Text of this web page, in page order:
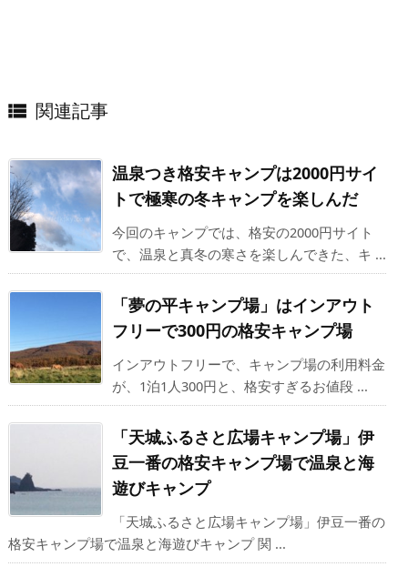
 関連記事
温泉つき格安キャンプは2000円サイ
トで極寒の冬キャンプを楽しんだ
今回のキャンプでは、格安の2000円サイト
で、温泉と真冬の寒さを楽しんできた、キ ...
「夢の平キャンプ場」はインアウト
フリーで300円の格安キャンプ場
インアウトフリーで、キャンプ場の利用料金
が、1泊1人300円と、格安すぎるお値段 ...
「天城ふるさと広場キャンプ場」伊
豆一番の格安キャンプ場で温泉と海
遊びキャンプ
「天城ふるさと広場キャンプ場」伊豆一番の
格安キャンプ場で温泉と海遊びキャンプ 関 ...